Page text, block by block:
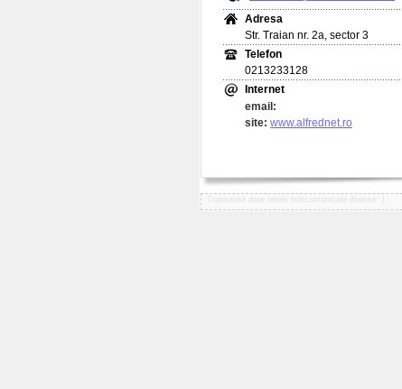
Adresa
Str. Traian nr. 2a, sector 3
Telefon
0213233128
Internet
email:
site: www.alfrednet.ro